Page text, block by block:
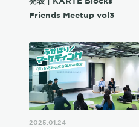
Friends Meetup vol3
2025.01.24